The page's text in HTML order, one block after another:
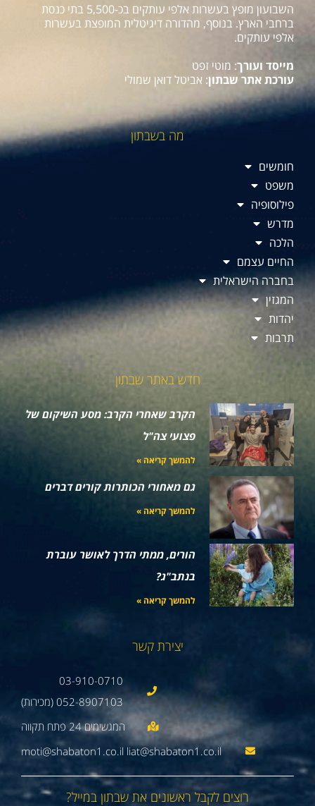
השבועון מופץ בעשרות אלפי עותקים בכ-5,500 בתי כנסת
ברחבי הארץ. בנוסף, מהדורה דיגיטלית המופצת בעשרות
אלפי עותקים.
מייסד ועורך: מוטי זפט
עורכת אתר שבתון: אביטל דואן שמולי
מה בשבתון
חומשים
משפט
פילוסופיה
מדרש
הלכה
החיים עצמם
בחברה הישראלית
המגזין
יהדות
תרבות
חדש באתר שבתון
הקרב שאחרי הקרב: מסע השיקום של
פצועי צה"ל
להמשך קריאה »
גם מאחורי הכותרות קורים דברים
להמשך קריאה »
הורים, ממתי הדרך לאושר עוברת
בנתב"ג?
להמשך קריאה »
יצירת קשר
03-910-0710
052-8907103 (מכירות)
moti@shabaton1.co.il liat@shabaton1.co.il
רוצים לקבל ראשונים את שבתון במייל?